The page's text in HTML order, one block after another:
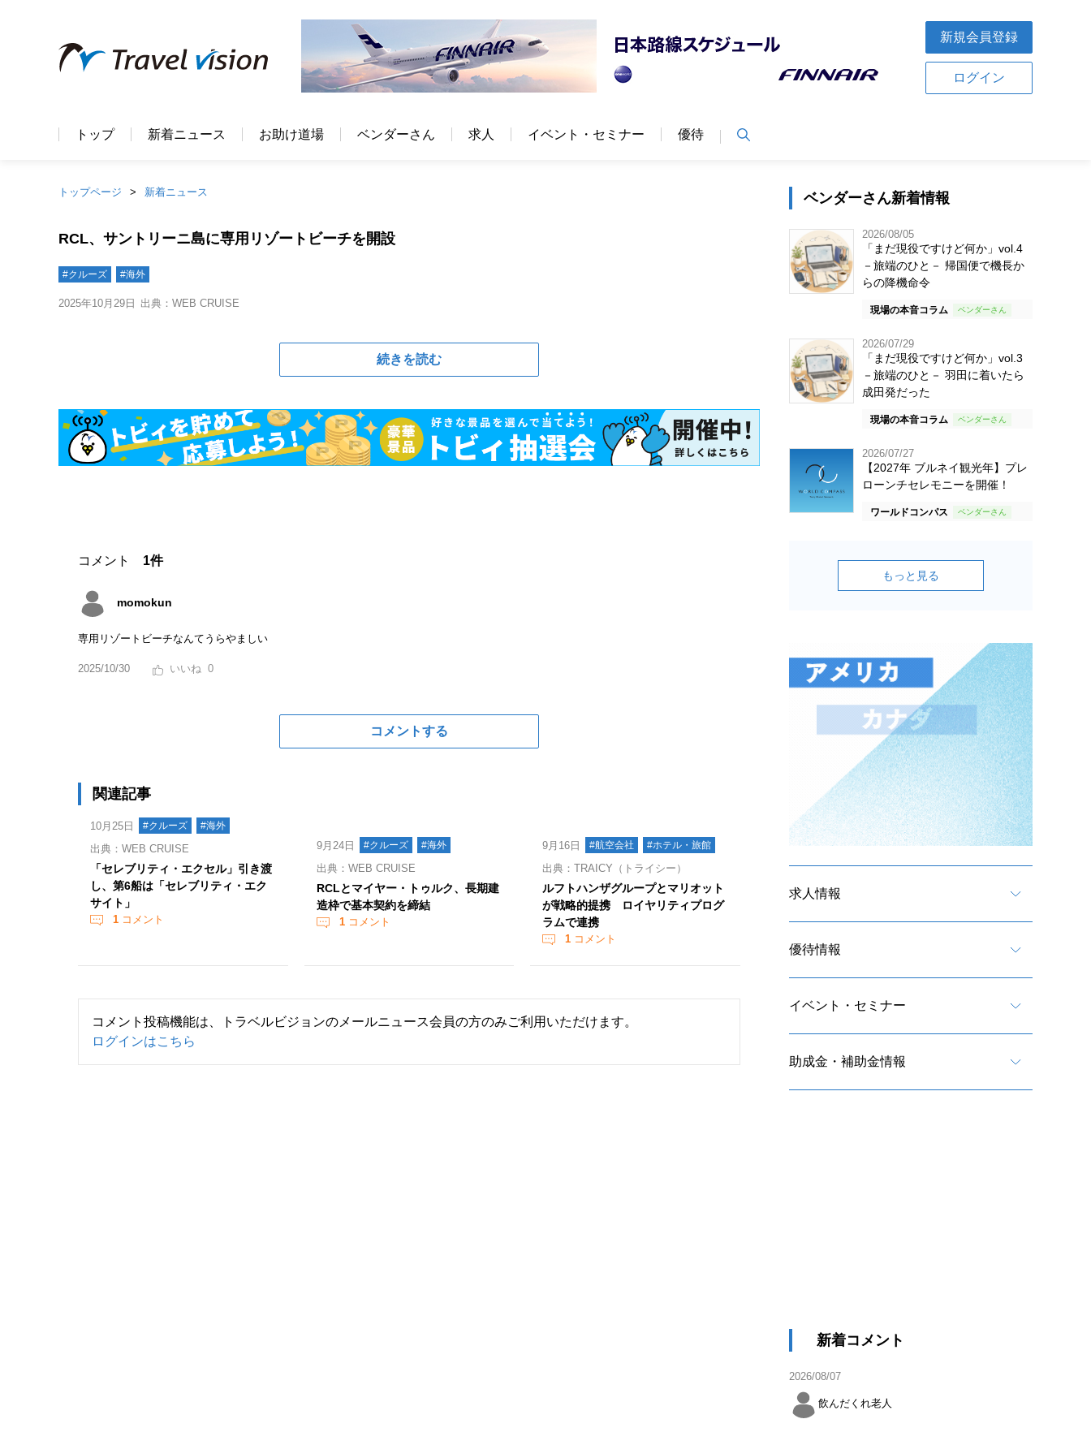
新規会員登録
ログイン
トップ 新着ニュース お助け道場 ベンダーさん 求人 イベント・セミナー 優待
トップページ 新着ニュース
RCL、サントリーニ島に専用リゾートビーチを開設
#クルーズ #海外
2025年10月29日 出典：WEB CRUISE
続きを読む
コメント 1件
momokun
専用リゾートビーチなんてうらやましい
2025/10/30 0
コメントする
関連記事
10月25日 #クルーズ #海外
出典：WEB CRUISE
「セレブリティ・エクセル」引き渡
し、第6船は「セレブリティ・エク
サイト」
1 コメント
9月24日 #クルーズ #海外
出典：WEB CRUISE
RCLとマイヤー・トゥルク、長期建
造枠で基本契約を締結
1コメント
9月16日 #航空会社 #ホテル・旅館
出典：TRAICY（トライシー）
ルフトハンザグループとマリオット
が戦略的提携 ロイヤリティプログ
ラムで連携
1 コメント
コメント投稿機能は、トラベルビジョンのメールニュース会員の方のみご利用いただけます。
ログインはこちら
ベンダーさん新着情報
2026/08/05
「まだ現役ですけど何か」vol.4
－旅端のひと－ 帰国便で機長か
らの降機命令
現場の本音コラム
2026/07/29
「まだ現役ですけど何か」vol.3
－旅端のひと－ 羽田に着いたら
成田発だった
現場の本音コラム
2026/07/27
【2027年 ブルネイ観光年】プレ
ローンチセレモニーを開催！
ワールドコンパス
もっと見る
求人情報
優待情報
イベント・セミナー
助成金・補助金情報
新着コメント
2026/08/07
飲んだくれ老人